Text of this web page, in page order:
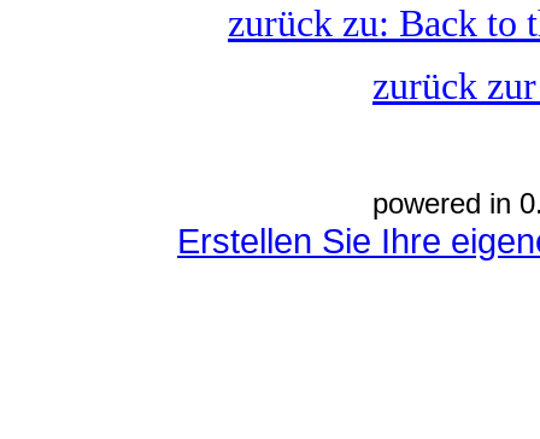
zurück zu: Back to
zurück
powered in
Erstellen Sie Ihre